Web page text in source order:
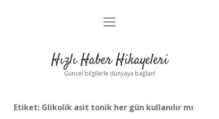
Anasayfa
Yasal Uyarı
menüyü
Hızlı Haber Hikayeleri
Güncel bilgilerle dünyaya bağlan!
Etiket: Glikolik asit tonik her gün kullanılır mı